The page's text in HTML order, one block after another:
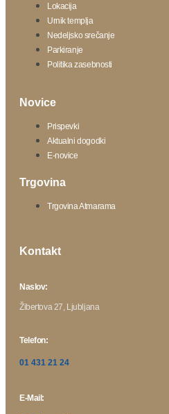
Lokacija
Urnik templja
Nedeljsko srečanje
Parkiranje
Politika zasebnosti
Novice
Prispevki
Aktualni dogodki
E-novice
Trgovina
Trgovina Atmarama
Kontakt
Naslov:
Žibertova 27, Ljubljana
Telefon:
01 431 21 24
E-Mail: